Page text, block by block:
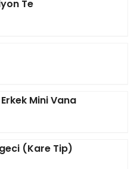
Te
Mini Vana
(Kare Tip)